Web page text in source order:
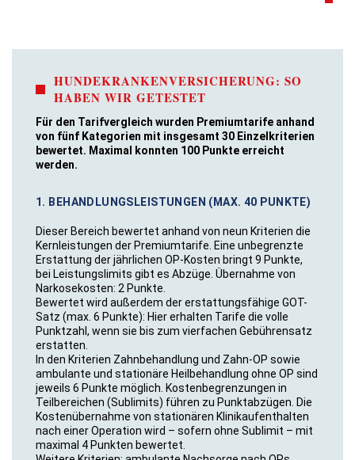
HUNDEKRANKENVERSICHERUNG: SO
HABEN WIR GETESTET
Für den Tarifvergleich wurden Premiumtarife anhand
von fünf Kategorien mit insgesamt 30 Einzelkriterien
bewertet. Maximal konnten 100 Punkte erreicht
werden.
1. BEHANDLUNGSLEISTUNGEN (MAX. 40 PUNKTE)
Dieser Bereich bewertet anhand von neun Kriterien die
Kernleistungen der Premiumtarife. Eine unbegrenzte
Erstattung der jährlichen OP-Kosten bringt 9 Punkte,
bei Leistungslimits gibt es Abzüge. Übernahme von
Narkosekosten: 2 Punkte.
Bewertet wird außerdem der erstattungsfähige GOT-
Satz (max. 6 Punkte): Hier erhalten Tarife die volle
Punktzahl, wenn sie bis zum vierfachen Gebührensatz
erstatten.
In den Kriterien Zahnbehandlung und Zahn-OP sowie
ambulante und stationäre Heilbehandlung ohne OP sind
jeweils 6 Punkte möglich. Kostenbegrenzungen in
Teilbereichen (Sublimits) führen zu Punktabzügen. Die
Kostenübernahme von stationären Klinikaufenthalten
nach einer Operation wird – sofern ohne Sublimit – mit
maximal 4 Punkten bewertet.